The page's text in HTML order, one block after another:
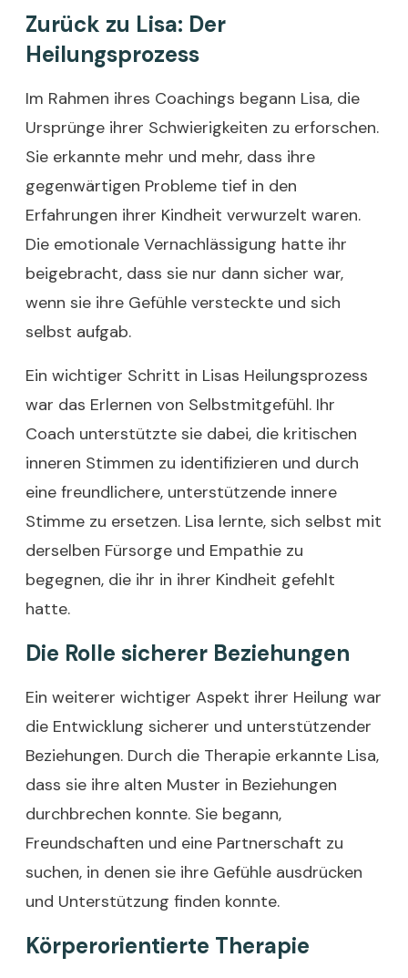
Zurück zu Lisa: Der
Heilungsprozess
Im Rahmen ihres Coachings begann Lisa, die
Ursprünge ihrer Schwierigkeiten zu erforschen.
Sie erkannte mehr und mehr, dass ihre
gegenwärtigen Probleme tief in den
Erfahrungen ihrer Kindheit verwurzelt waren.
Die emotionale Vernachlässigung hatte ihr
beigebracht, dass sie nur dann sicher war,
wenn sie ihre Gefühle versteckte und sich
selbst aufgab.
Ein wichtiger Schritt in Lisas Heilungsprozess
war das Erlernen von Selbstmitgefühl. Ihr
Coach unterstützte sie dabei, die kritischen
inneren Stimmen zu identifizieren und durch
eine freundlichere, unterstützende innere
Stimme zu ersetzen. Lisa lernte, sich selbst mit
derselben Fürsorge und Empathie zu
begegnen, die ihr in ihrer Kindheit gefehlt
hatte.
Die Rolle sicherer Beziehungen
Ein weiterer wichtiger Aspekt ihrer Heilung war
die Entwicklung sicherer und unterstützender
Beziehungen. Durch die Therapie erkannte Lisa,
dass sie ihre alten Muster in Beziehungen
durchbrechen konnte. Sie begann,
Freundschaften und eine Partnerschaft zu
suchen, in denen sie ihre Gefühle ausdrücken
und Unterstützung finden konnte.
Körperorientierte Therapie